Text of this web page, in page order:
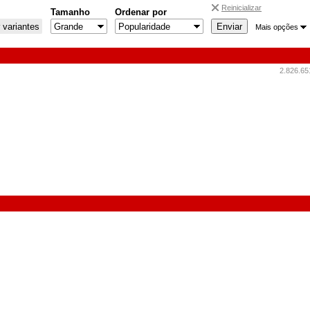
variantes
Tamanho Ordenar por Reinicializar
Mais opções